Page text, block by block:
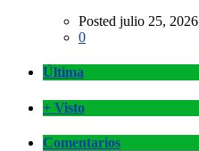
Posted julio 25, 2026
0
Última
+ Visto
Comentarios